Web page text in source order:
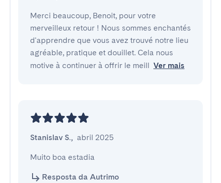
Merci beaucoup, Benoit, pour votre
merveilleux retour ! Nous sommes enchantés
d'apprendre que vous avez trouvé notre lieu
agréable, pratique et douillet. Cela nous
motive à continuer à offrir le meill Ver mais
Stanislav S., abril 2025
Muito boa estadia
Resposta da Autrimo